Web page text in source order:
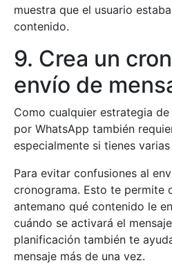
muestra que el usuario
contenido.
9. Crea un
envío de
Como cualquier estrategia
por WhatsApp también
especialmente si tienes
Para evitar confusiones al
cronograma. Esto te permite
antemano qué contenido le
cuándo se activará el
planificación también te
mensaje más de una vez.